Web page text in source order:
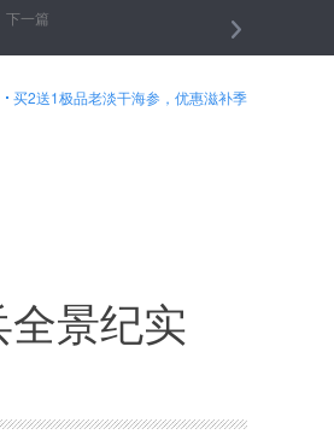
军90周年阅兵常规导弹第1方队
下一篇
买2送1极品老淡干海参，优惠滋补季
景纪实